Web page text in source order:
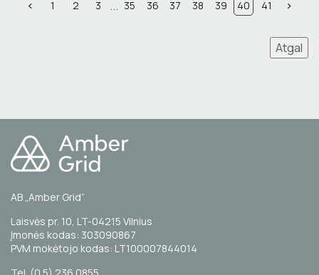
1 2 3 ... 35 36 37 38 39 40 41
Atgal
AB „Amber Grid“
Laisvės pr. 10, LT-04215 Vilnius
Įmonės kodas: 303090867
PVM mokėtojo kodas: LT100007844014